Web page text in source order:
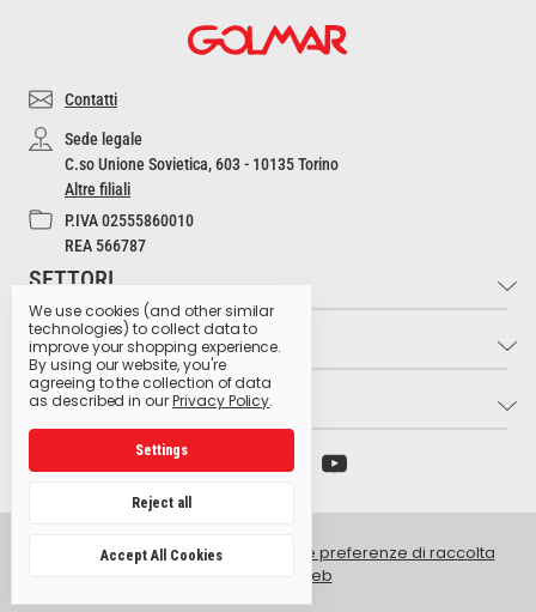
Contatti
Sede legale
C.so Unione Sovietica, 603 - 10135 Torino
Altre filiali
P.IVA 02555860010
REA 566787
SETTORI
Industria e Artigianato
Settore Medico
Settore Estetico
Hospitality
Produzione Agroalimentare
Retail e GDO
INFO
Contatti
Cultura dell'Igiene
Glossario dei pittogrammi
LINK UTILI
Archivio preparati pericolosi
Ministero della Salute
Centro antiveleni Niguarda
EU Eco Label
© 2026 Golmar Italia srl -
Gestisci le preferenze di raccolta
dati del sito web
We use cookies (and other similar
technologies) to collect data to
improve your shopping experience.
By using our website, you're
agreeing to the collection of data
as described in ourPrivacy Policy.
Settings
Reject all
Accept All Cookies